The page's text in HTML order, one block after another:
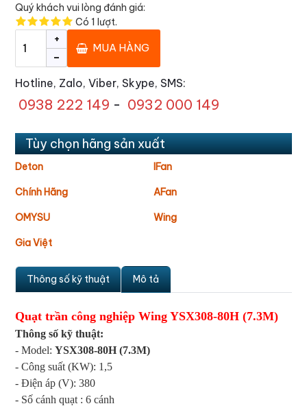
Quý khách vui lòng đánh giá:
Có 1 lượt.
-
+
MUA HÀNG
Hotline, Zalo, Viber, Skype, SMS:
0938 222 149 - 0932 000 149
Tùy chọn hãng sản xuất
Deton IFan
Chính Hãng AFan
OMYSU Wing
Gia Việt
Thông số kỹ thuật Mô tả
Quạt trần công nghiệp Wing YSX308-80H (7.3M)
Thông số kỹ thuật:
- Model: YSX308-80H (7.3M)
- Công suất (KW): 1,5
- Điện áp (V): 380
- Số cánh quạt : 6 cánh